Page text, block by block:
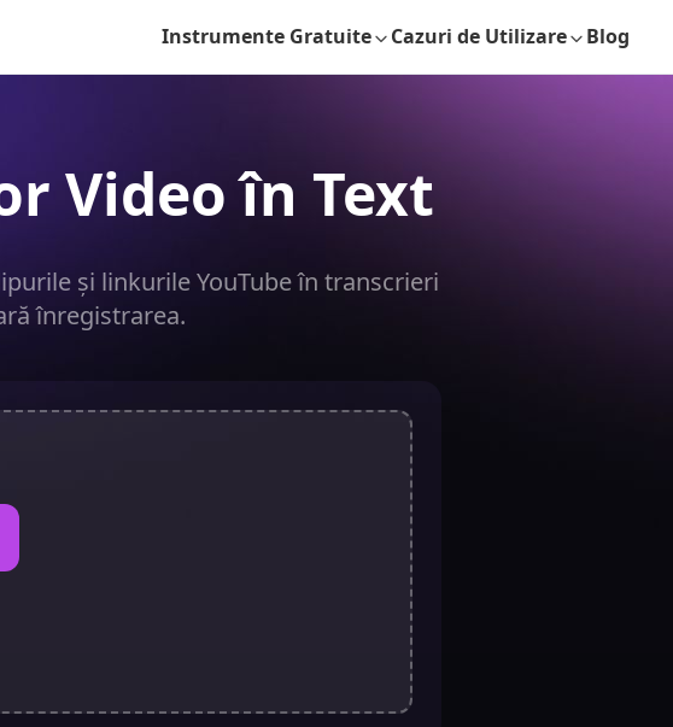
Instrumente Gratuite Cazuri de Utilizare Blog
Video în Text
și linkurile YouTube în transcrieri
înregistrarea.